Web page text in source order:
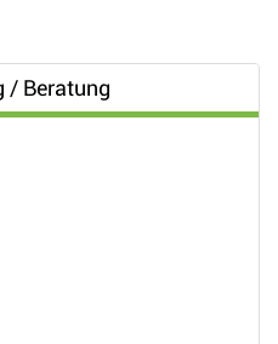
/ Beratung